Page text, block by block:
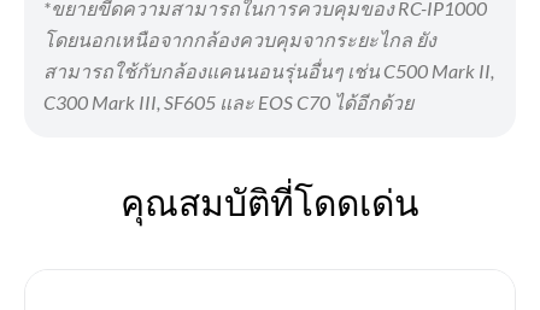
*ขยายขีดความสามารถในการควบคุมของ RC-IP1000
โดยนอกเหนือจากกล้องควบคุมจากระยะไกล ยัง
สามารถใช้กับกล้องแคนนอนรุ่นอื่นๆ เช่น C500 Mark II,
C300 Mark III, SF605 และ EOS C70 ได้อีกด้วย
คุณสมบัติที่โดดเด่น